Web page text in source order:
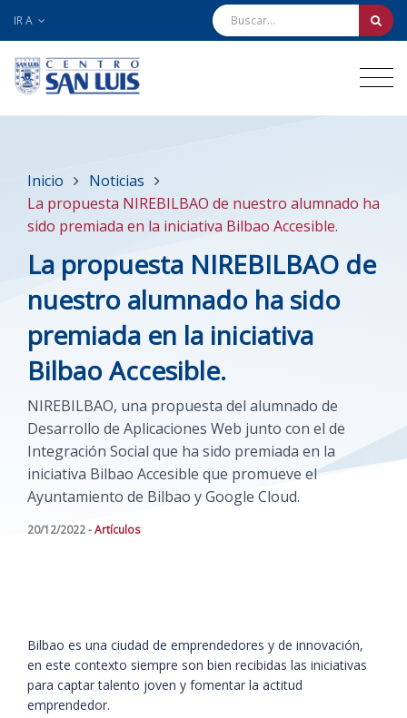
IR A
Inicio
Noticias
La propuesta NIREBILBAO de nuestro alumnado ha
sido premiada en la iniciativa Bilbao Accesible.
La propuesta NIREBILBAO de
nuestro alumnado ha sido
premiada en la iniciativa
Bilbao Accesible.
NIREBILBAO, una propuesta del alumnado de
Desarrollo de Aplicaciones Web junto con el de
Integración Social que ha sido premiada en la
iniciativa Bilbao Accesible que promueve el
Ayuntamiento de Bilbao y Google Cloud.
20/12/2022 -Artículos
Bilbao es una ciudad de emprendedores y de innovación,
en este contexto siempre son bien recibidas las iniciativas
para captar talento joven y fomentar la actitud
emprendedor.